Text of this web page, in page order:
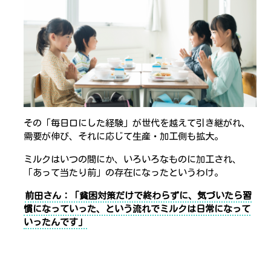
その「毎日口にした経験」が世代を越えて引き継がれ、
需要が伸び、それに応じて生産・加工側も拡大。
ミルクはいつの間にか、いろいろなものに加工され、
「あって当たり前」の存在になったというわけ。
前田さん：「貧困対策だけで終わらずに、気づいたら習
慣になっていった、という流れでミルクは日常になって
いったんです」